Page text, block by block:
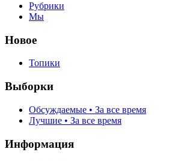
Рубрики
Мы
Новое
Топики
Выборки
Обсуждаемые • За все время
Лучшие • За все время
Информация